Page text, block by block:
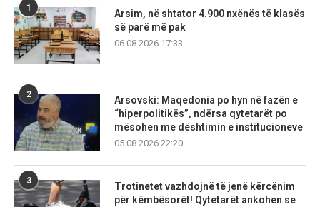
1
Arsim, në shtator 4.900 nxënës të klasës
së parë më pak
06.08.2026 17:33
2
Arsovski: Maqedonia po hyn në fazën e
“hiperpolitikës”, ndërsa qytetarët po
mësohen me dështimin e institucioneve
05.08.2026 22:20
3
Trotinetet vazhdojnë të jenë kërcënim
për këmbësorët! Qytetarët ankohen se